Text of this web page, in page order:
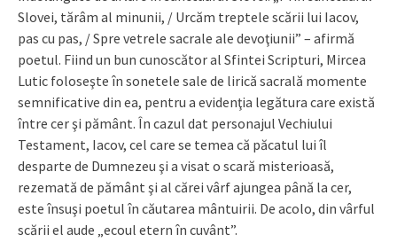
Slovei, tărâm al minunii, / Urcăm treptele scării lui Iacov,
pas cu pas, / Spre vetrele sacrale ale devoţiunii” – afirmă
poetul. Fiind un bun cunoscător al Sfintei Scripturi, Mircea
Lutic foloseşte în sonetele sale de lirică sacrală momente
semnificative din ea, pentru a evidenţia legătura care există
între cer şi pământ. În cazul dat personajul Vechiului
Testament, Iacov, cel care se temea că păcatul lui îl
desparte de Dumnezeu şi a visat o scară misterioasă,
rezemată de pământ şi al cărei vârf ajungea până la cer,
este însuşi poetul în căutarea mântuirii. De acolo, din vârful
scării el aude „ecoul etern în cuvânt”.